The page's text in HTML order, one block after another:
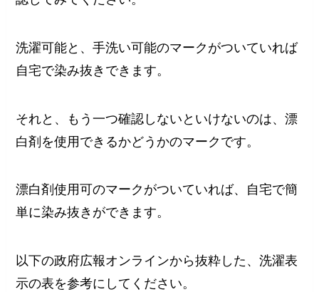
洗濯可能と、手洗い可能のマークがついていれば
自宅で染み抜きできます。
それと、もう一つ確認しないといけないのは、漂
白剤を使用できるかどうかのマークです。
漂白剤使用可のマークがついていれば、自宅で簡
単に染み抜きができます。
以下の政府広報オンラインから抜粋した、洗濯表
示の表を参考にしてください。